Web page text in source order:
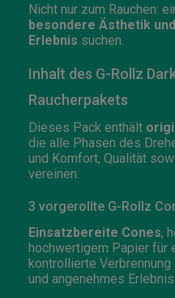
Nicht nur zum Rauchen:
besondere Ästhetik
Erlebnis suchen.
Inhalt des G-Rollz
Raucherpakets
Dieses Pack enthält
die alle Phasen des
und Komfort, Qualität
vereinen:
3 vorgerollte G-Rollz
Einsatzbereite Cones,
hochwertigem Papier für
kontrollierte
und angenehmes Erlebnis.